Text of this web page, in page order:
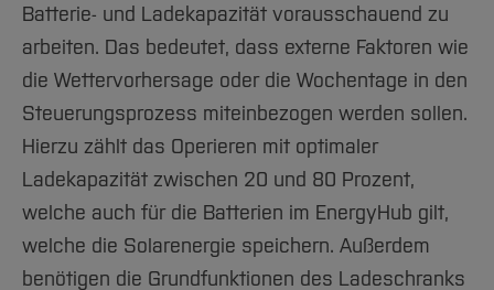
Batterie- und Ladekapazität vorausschauend zu
arbeiten. Das bedeutet, dass externe Faktoren wie
die Wettervorhersage oder die Wochentage in den
Steuerungsprozess miteinbezogen werden sollen.
Hierzu zählt das Operieren mit optimaler
Ladekapazität zwischen 20 und 80 Prozent,
welche auch für die Batterien im EnergyHub gilt,
welche die Solarenergie speichern. Außerdem
benötigen die Grundfunktionen des Ladeschranks